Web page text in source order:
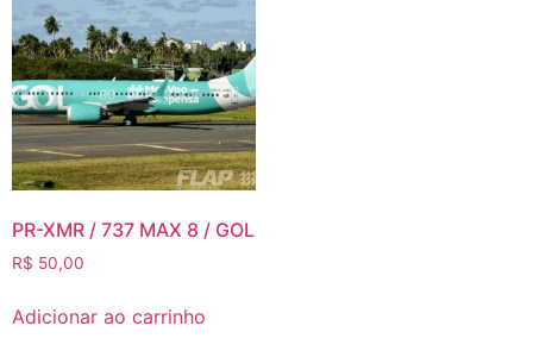
PR-XMR / 737 MAX 8 / GOL
R$ 50,00
Adicionar ao carrinho